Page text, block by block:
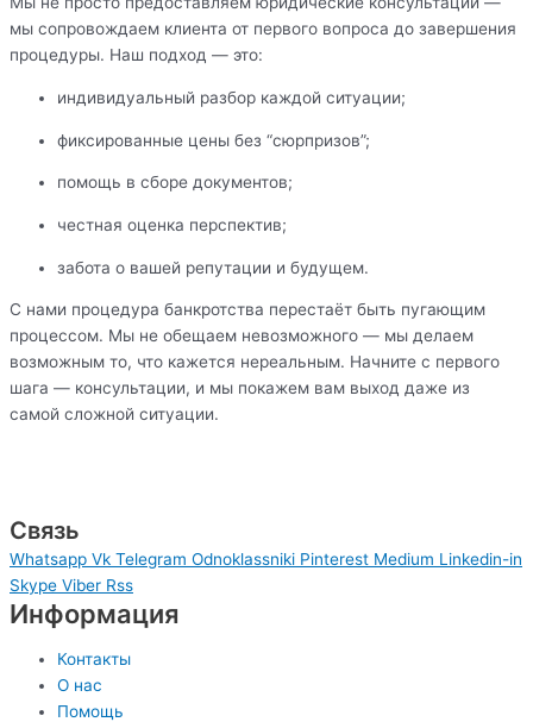
мы сопровождаем клиента от первого вопроса до завершения
процедуры. Наш подход — это:
индивидуальный разбор каждой ситуации;
фиксированные цены без “сюрпризов”;
помощь в сборе документов;
честная оценка перспектив;
забота о вашей репутации и будущем.
С нами процедура банкротства перестаёт быть пугающим
процессом. Мы не обещаем невозможного — мы делаем
возможным то, что кажется нереальным. Начните с первого
шага — консультации, и мы покажем вам выход даже из
самой сложной ситуации.
Связь
Whatsapp Vk Telegram Odnoklassniki Pinterest Medium Linkedin-in
Skype Viber Rss
Информация
Контакты
О нас
Помощь